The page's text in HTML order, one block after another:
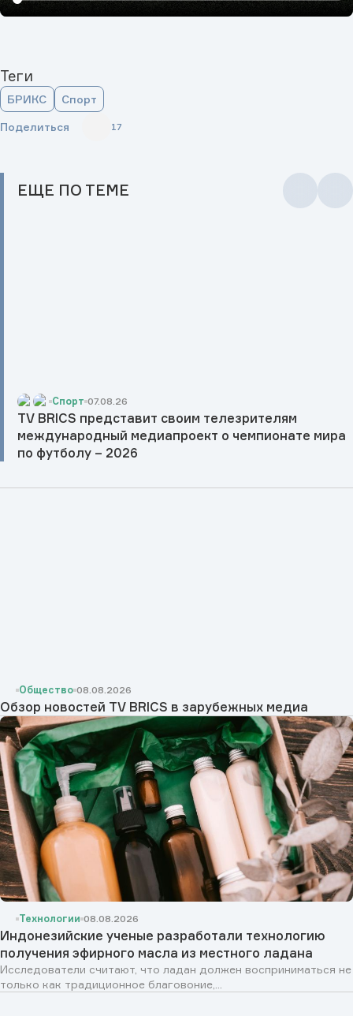
Теги
БРИКС Спорт
Поделиться 17
ЕЩЕ ПО ТЕМЕ
Спорт 07.08.26
TV BRICS представит своим телезрителям
международный медиапроект о чемпионате мира
по футболу – 2026
Общество 08.08.2026
Обзор новостей TV BRICS в зарубежных медиа
Технологии 08.08.2026
Индонезийские ученые разработали технологию
получения эфирного масла из местного ладана
Исследователи считают, что ладан должен восприниматься не
только как традиционное благовоние,...